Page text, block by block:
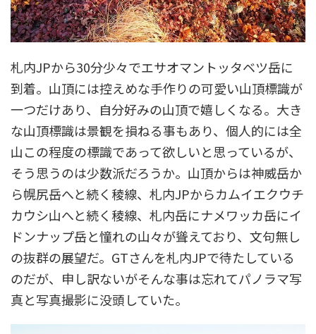
札内JPから30分少々でエサオマントッタベツ岳に
到着。山頂には控えめな手作りの可愛い山頂標識が
一つだけあり、自分好みの山頂で嬉しくなる。大き
な山頂標識は景観を損ねる事もあり、個人的には全
山この程度の標識であって欲しいと思っているが、
そう思うのは少数派だろうか。山頂からは神威岳か
ら幌尻岳へと続く稜線、札内JPからカムイエクウチ
カウシ山へと続く稜線、札内岳にナメワッカ岳にイ
ドンナップ岳と憧れの山々が聳えており、文句無し
の抜群の展望だ。GTさんを札内JPで待たしている
のだが、申し訳ないがそんな事は忘れてパノラマ写
真と写真撮影に没頭していた。